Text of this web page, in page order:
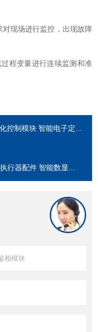
对现场进行监控，出现故障
程变量进行连续监测和准
制模块 智能电子定位器
件 智能数显模块 控制器